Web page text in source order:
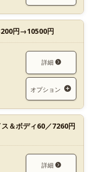
円→10500円
詳細
オプション
ス＆ボディ60／7260円
詳細